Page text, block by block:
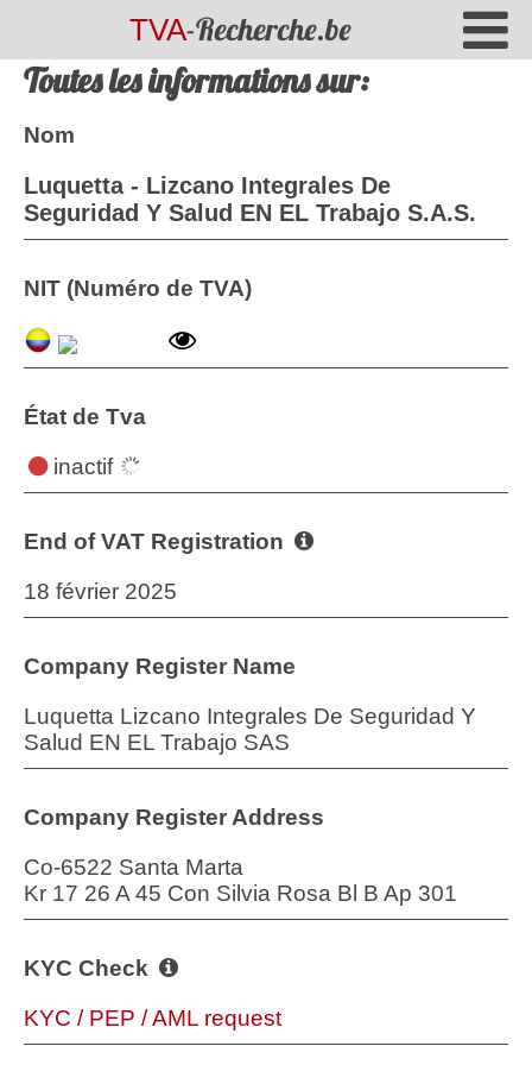
TVA-Recherche.be
Toutes les informations sur:
Nom
Luquetta - Lizcano Integrales De
Seguridad Y Salud EN EL Trabajo S.A.S.
NIT (Numéro de TVA)
État de Tva
inactif
End of VAT Registration
18 février 2025
Company Register Name
Luquetta Lizcano Integrales De Seguridad Y
Salud EN EL Trabajo SAS
Company Register Address
Co-6522 Santa Marta
Kr 17 26 A 45 Con Silvia Rosa Bl B Ap 301
KYC Check
KYC / PEP / AML request